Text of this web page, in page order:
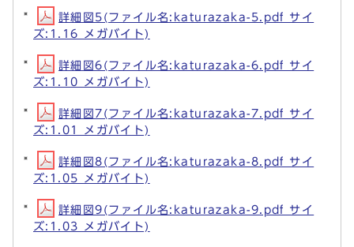
詳細図5(ファイル名:katurazaka-5.pdf サイ
ズ:1.16 メガバイト)
詳細図6(ファイル名:katurazaka-6.pdf サイ
ズ:1.10 メガバイト)
詳細図7(ファイル名:katurazaka-7.pdf サイ
ズ:1.01 メガバイト)
詳細図8(ファイル名:katurazaka-8.pdf サイ
ズ:1.05 メガバイト)
詳細図9(ファイル名:katurazaka-9.pdf サイ
ズ:1.03 メガバイト)